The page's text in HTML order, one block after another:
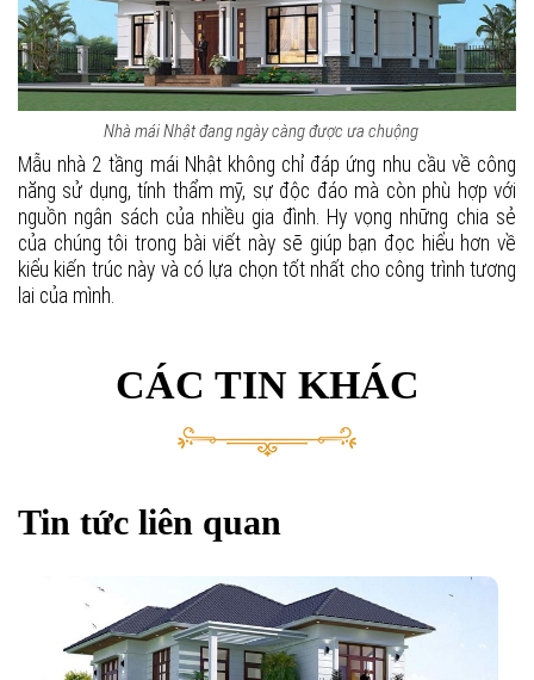
Nhà mái Nhật đang ngày càng được ưa chuộng
Mẫu nhà 2 tầng mái Nhật không chỉ đáp ứng nhu cầu về công
năng sử dụng, tính thẩm mỹ, sự độc đáo mà còn phù hợp với
nguồn ngân sách của nhiều gia đình. Hy vọng những chia sẻ
của chúng tôi trong bài viết này sẽ giúp bạn đọc hiểu hơn về
kiểu kiến trúc này và có lựa chọn tốt nhất cho công trình tương
lai của mình.
CÁC TIN KHÁC
Tin tức liên quan